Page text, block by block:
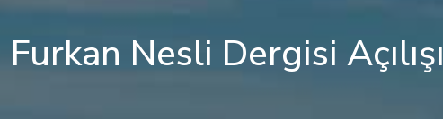
Furkan Nesli Dergisi Açılışı